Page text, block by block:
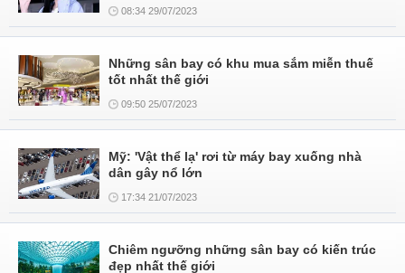
08:34 29/07/2023
Những sân bay có khu mua sắm miễn thuế
tốt nhất thế giới
09:50 25/07/2023
Mỹ: 'Vật thể lạ' rơi từ máy bay xuống nhà
dân gây nổ lớn
17:34 21/07/2023
Chiêm ngưỡng những sân bay có kiến trúc
đẹp nhất thế giới